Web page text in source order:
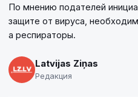
По мнению подателей
защите от вируса,
а респираторы.
Latvijas Ziņas
Редакция